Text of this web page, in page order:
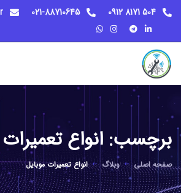
021-88710645
برچسب: انواع
صفحه اصلی وبلاگ انواع تعمیرات موبایل